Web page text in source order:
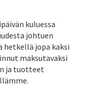
kuluessa
johtuen
jopa kaksi
maksutavaksi
ja tuotteet